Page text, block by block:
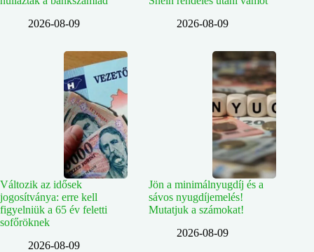
2026-08-09
2026-08-09
Változik az idősek
jogosítványa: erre kell
figyelniük a 65 év feletti
sofőröknek
2026-08-09
Jön a minimálnyugdíj és a
sávos nyugdíjemelés!
Mutatjuk a számokat!
2026-08-09